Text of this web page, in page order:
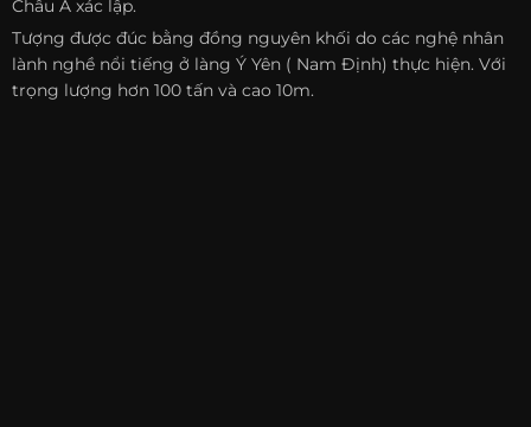
Châu Á xác lập.
Tượng được đúc bằng đồng nguyên khối do các nghệ nhân
lành nghề nổi tiếng ở làng Ý Yên ( Nam Định) thực hiện. Với
trọng lượng hơn 100 tấn và cao 10m.